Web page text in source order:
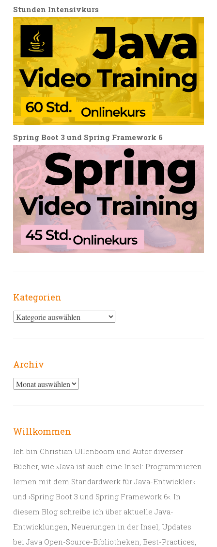
Stunden Intensivkurs
Spring Boot 3 und Spring Framework 6
Kategorien
Kategorien
Archiv
Archiv
Willkommen
Ich bin Christian Ullenboom und Autor diverser
Bücher, wie ›Java ist auch eine Insel: Programmieren
lernen mit dem Standardwerk für Java-Entwickler.‹
und ›Spring Boot 3 und Spring Framework 6‹. In
diesem Blog schreibe ich über aktuelle Java-
Entwicklungen, Neuerungen in der Insel, Updates
bei Java Open-Source-Bibliotheken, Best-Practices,